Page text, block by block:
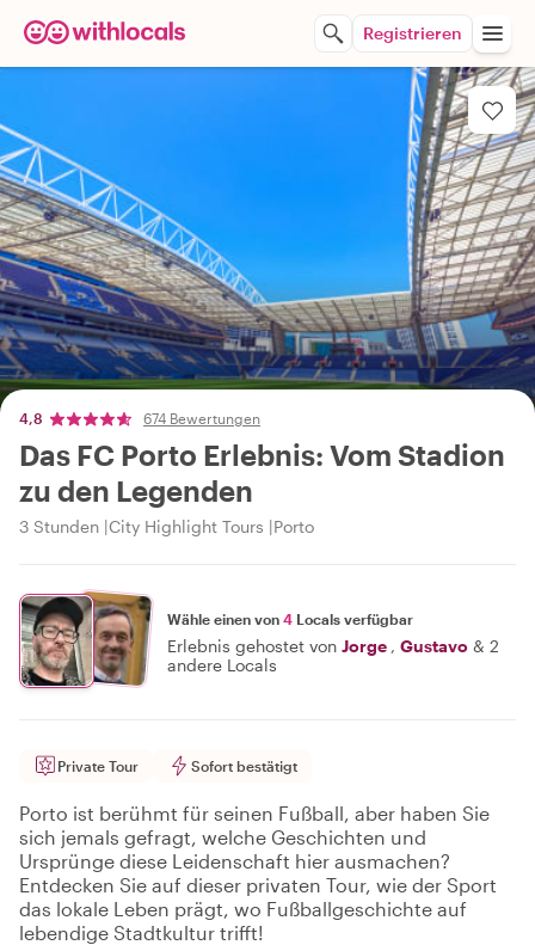
Registrieren
4,8 674 Bewertungen
Das FC Porto Erlebnis: Vom Stadion
zu den Legenden
3 Stunden City Highlight Tours Porto
Wähle einen von 4 Locals verfügbar
Erlebnis gehostet von Jorge , Gustavo & 2
andere Locals
Private Tour Sofort bestätigt
Porto ist berühmt für seinen Fußball, aber haben Sie
sich jemals gefragt, welche Geschichten und
Ursprünge diese Leidenschaft hier ausmachen?
Entdecken Sie auf dieser privaten Tour, wie der Sport
das lokale Leben prägt, wo Fußballgeschichte auf
lebendige Stadtkultur trifft!